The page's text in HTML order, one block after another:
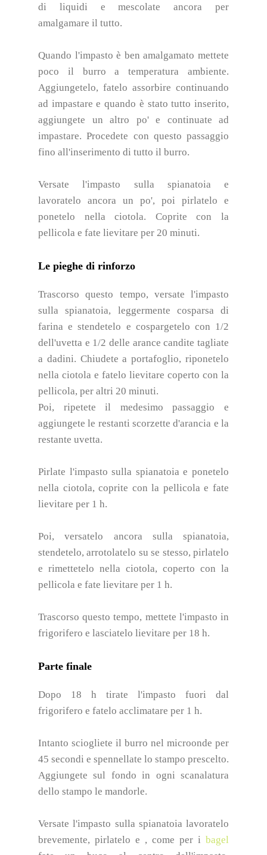
di liquidi e mescolate ancora per
amalgamare il tutto.
Quando l'impasto è ben amalgamato mettete
poco il burro a temperatura ambiente.
Aggiungetelo, fatelo assorbire continuando
ad impastare e quando è stato tutto inserito,
aggiungete un altro po' e continuate ad
impastare. Procedete con questo passaggio
fino all'inserimento di tutto il burro.
Versate l'impasto sulla spianatoia e
lavoratelo ancora un po', poi pirlatelo e
ponetelo nella ciotola. Coprite con la
pellicola e fate lievitare per 20 minuti.
Le pieghe di rinforzo
Trascorso questo tempo, versate l'impasto
sulla spianatoia, leggermente cosparsa di
farina e stendetelo e cospargetelo con 1/2
dell'uvetta e 1/2 delle arance candite tagliate
a dadini. Chiudete a portafoglio, riponetelo
nella ciotola e fatelo lievitare coperto con la
pellicola, per altri 20 minuti.
Poi, ripetete il medesimo passaggio e
aggiungete le restanti scorzette d'arancia e la
restante uvetta.
Pirlate l'impasto sulla spianatoia e ponetelo
nella ciotola, coprite con la pellicola e fate
lievitare per 1 h.
Poi, versatelo ancora sulla spianatoia,
stendetelo, arrotolatelo su se stesso, pirlatelo
e rimettetelo nella ciotola, coperto con la
pellicola e fate lievitare per 1 h.
Trascorso questo tempo, mettete l'impasto in
frigorifero e lasciatelo lievitare per 18 h.
Parte finale
Dopo 18 h tirate l'impasto fuori dal
frigorifero e fatelo acclimatare per 1 h.
Intanto sciogliete il burro nel microonde per
45 secondi e spennellate lo stampo prescelto.
Aggiungete sul fondo in ogni scanalatura
dello stampo le mandorle.
Versate l'impasto sulla spianatoia lavoratelo
brevemente, pirlatelo e , come per i bagel